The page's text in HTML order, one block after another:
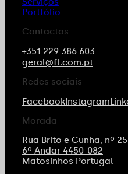
Portfólio
Contactos
+351 229 386 603
geral@fl.com.pt
Redes sociais
FacebookInstagram
Morada
Rua Brito e Cunha, nº
6º Andar 4450-082
Matosinhos Portugal